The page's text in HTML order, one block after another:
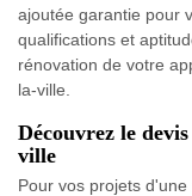
ajoutée garantie pour
qualifications et
rénovation de votre
la-ville.
Découvrez le
ville
Pour vos projets